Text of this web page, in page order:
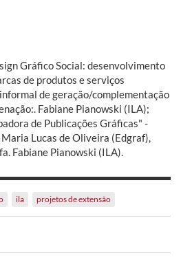
Gráfico Social: desenvolvimento
de produtos e serviços
de geração/complementação
Fabiane Pianowski (ILA);
de Publicações Gráficas" -
Lucas de Oliveira (Edgraf),
Fabiane Pianowski (ILA).
ila projetos de extensão